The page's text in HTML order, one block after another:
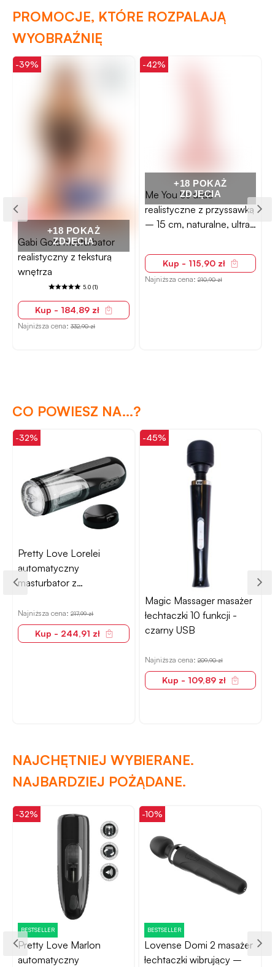
PROMOCJE, KTÓRE ROZPALAJĄ
WYOBRAŹNIĘ
+18 POKAŻ
ZDJĘCIA
-39%
Gabi Gold masturbator
realistyczny z teksturą
wnętrza
5.0 (1)
Kup - 184,89 zł
Najniższa cena:332,90 zł
+18 POKAŻ
ZDJĘCIA
-42%
Me You Us dildo
realistyczne z przyssawką
– 15 cm, naturalne, ultra
Kup - 115,90 zł
Najniższa cena:210,90 zł
CO POWIESZ NA...?
Pretty Love Lorelei
automatyczny
masturbator z
Najniższa cena:217,99 zł
Kup - 244,91 zł
-32%
Magic Massager masażer
łechtaczki 10 funkcji -
czarny USB
Najniższa cena:209,90 zł
Kup - 109,89 zł
-45%
NAJCHĘTNIEJ WYBIERANE.
NAJBARDZIEJ POŻĄDANE.
-32%
BESTSELLER
Pretty Love Marlon
automatyczny
-10%
BESTSELLER
Lovense Domi 2 masażer
łechtaczki wibrujący –